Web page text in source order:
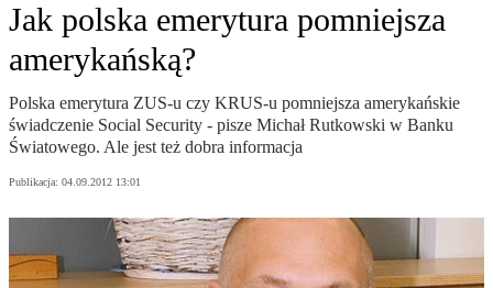
Jak polska emerytura pomniejsza
amerykańską?
Polska emerytura ZUS-u czy KRUS-u pomniejsza amerykańskie
świadczenie Social Security - pisze Michał Rutkowski w Banku
Światowego. Ale jest też dobra informacja
Publikacja: 04.09.2012 13:01